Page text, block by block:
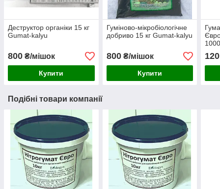
Деструктор органіки 15 кг
Gumat-kalyu
800 ₴/мішок
Купити
Гуміново-мікробіологічне
добриво 15 кг Gumat-kalyu
800₴/мішок
Купити
Подібні товари компанії